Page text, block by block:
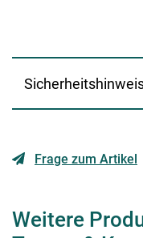
Frage zum Artikel
Weitere